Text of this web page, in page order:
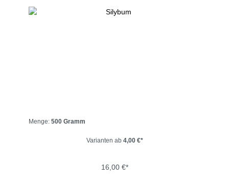
Menge: 500 Gramm
Varianten ab4,00 €*
16,00 €*